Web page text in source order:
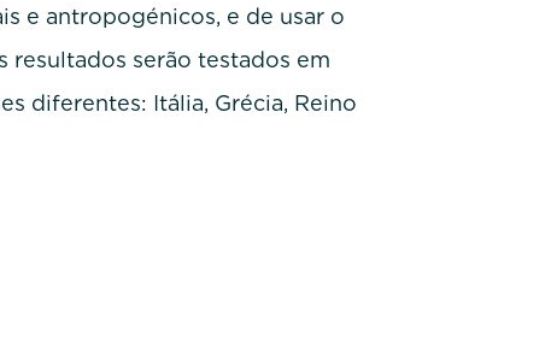
e antropogénicos, e de usar o
resultados serão testados em
diferentes: Itália, Grécia, Reino